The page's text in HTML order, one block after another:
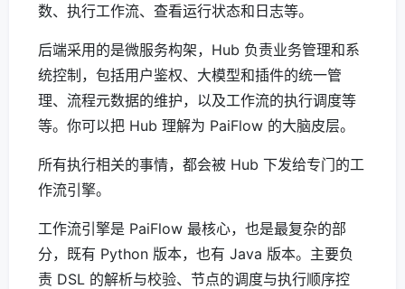
数、执行工作流、查看运行状态和日志等。
后端采用的是微服务构架，Hub 负责业务管理和系
统控制，包括用户鉴权、大模型和插件的统一管
理、流程元数据的维护，以及工作流的执行调度等
等。你可以把 Hub 理解为 PaiFlow 的大脑皮层。
所有执行相关的事情，都会被 Hub 下发给专门的工
作流引擎。
工作流引擎是 PaiFlow 最核心，也是最复杂的部
分，既有 Python 版本，也有 Java 版本。主要负
责 DSL 的解析与校验、节点的调度与执行顺序控